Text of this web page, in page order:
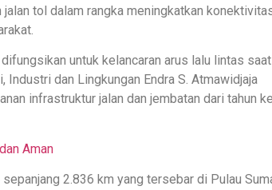
tol dalam rangka meningkatkan
untuk kelancaran arus lalu lintas
dan Lingkungan Endra S. Atmawidjaja
infrastruktur jalan dan jembatan dari tahun
Aman
2.836 km yang tersebar di Pulau